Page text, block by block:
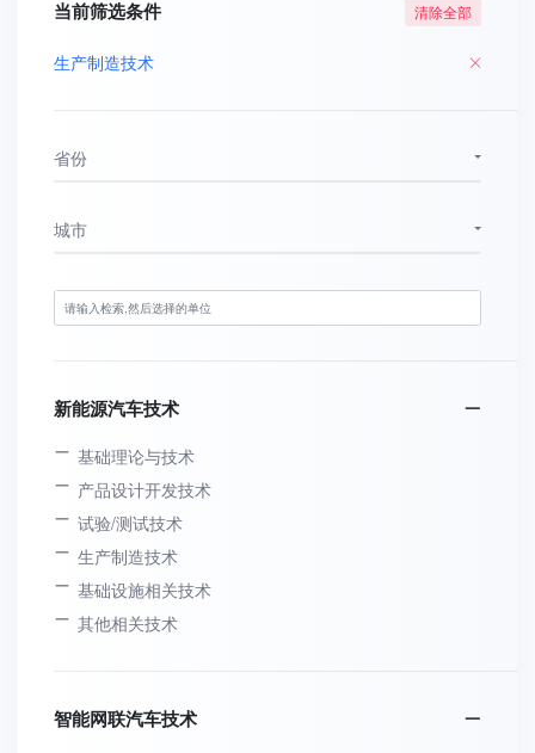
当前筛选条件 清除全部
生产制造技术
省份
城市
新能源汽车技术
基础理论与技术
产品设计开发技术
试验/测试技术
生产制造技术
基础设施相关技术
其他相关技术
智能网联汽车技术